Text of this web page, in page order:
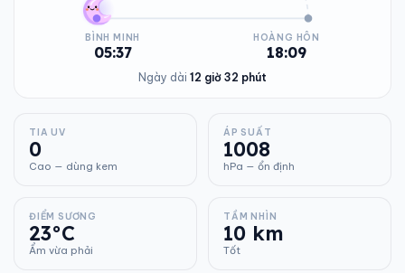
BÌNH MINH
05:37
HOÀNG HÔN
18:09
Ngày dài 12 giờ 32 phút
TIA UV
0
Cao — dùng kem
ÁP SUẤT
1008
hPa — ổn định
ĐIỂM SƯƠNG
23°C
Ẩm vừa phải
TẦM NHÌN
10 km
Tốt